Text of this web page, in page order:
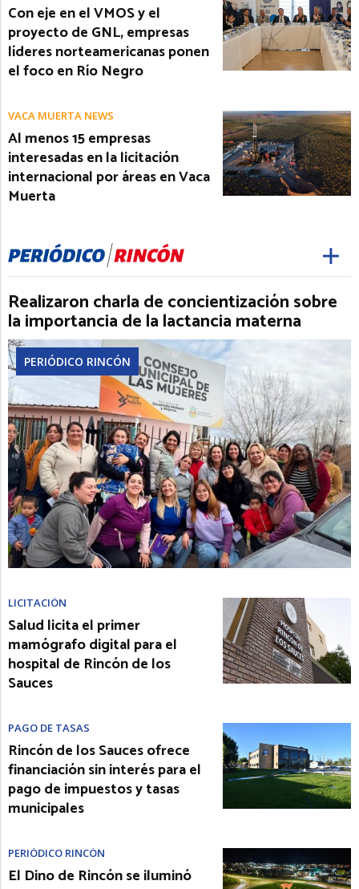
Con eje en el VMOS y el
proyecto de GNL, empresas
líderes norteamericanas ponen
el foco en Río Negro
VACA MUERTA NEWS
Al menos 15 empresas
interesadas en la licitación
internacional por áreas en Vaca
Muerta
Realizaron charla de concientización sobre
la importancia de la lactancia materna
PERIÓDICO RINCÓN
LICITACIÓN
Salud licita el primer
mamógrafo digital para el
hospital de Rincón de los
Sauces
PAGO DE TASAS
Rincón de los Sauces ofrece
financiación sin interés para el
pago de impuestos y tasas
municipales
PERIÓDICO RINCÓN
El Dino de Rincón se iluminó